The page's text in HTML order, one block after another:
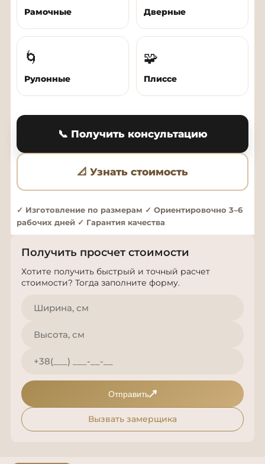
Рамочные Дверные
🌀
Рулонные
🧩
Плиссе
📞 Получить консультацию
📐 Узнать стоимость
✓ Изготовление по размерам ✓ Ориентировочно 3–6
рабочих дней ✓ Гарантия качества
Получить просчет стоимости
Хотите получить быстрый и точный расчет
стоимости? Тогда заполните форму.
Вызвать замерщика
Отправить